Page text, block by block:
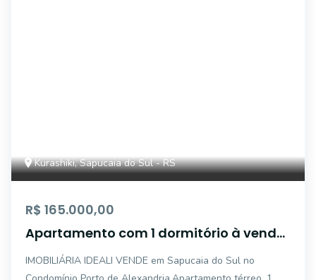
Kurashiki, Sapucaia do Sul - RS
R$ 165.000,00
Apartamento com 1 dormitório à venda,
Sapucaia do Sul/RS
IMOBILIÁRIA IDEALI VENDE em Sapucaia do Sul no